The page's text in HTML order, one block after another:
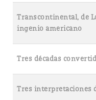
Transcontinental, de
ingenio americano
Tres décadas
Tres interpretaciones